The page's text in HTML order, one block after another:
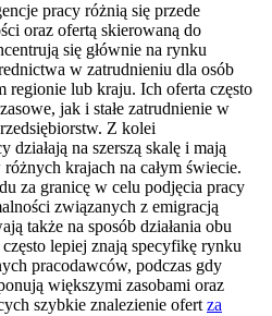
pracy różnią się przede
oraz ofertą skierowaną do
się głównie na rynku
w zatrudnieniu dla osób
regionie lub kraju. Ich oferta często
jak i stałe zatrudnienie w
Z kolei
działają na szerszą skalę i mają
krajach na całym świecie.
za granicę w celu podjęcia pracy
związanych z emigracją
także na sposób działania obu
lepiej znają specyfikę rynku
pracodawców, podczas gdy
większymi zasobami oraz
szybkie znalezienie ofert za